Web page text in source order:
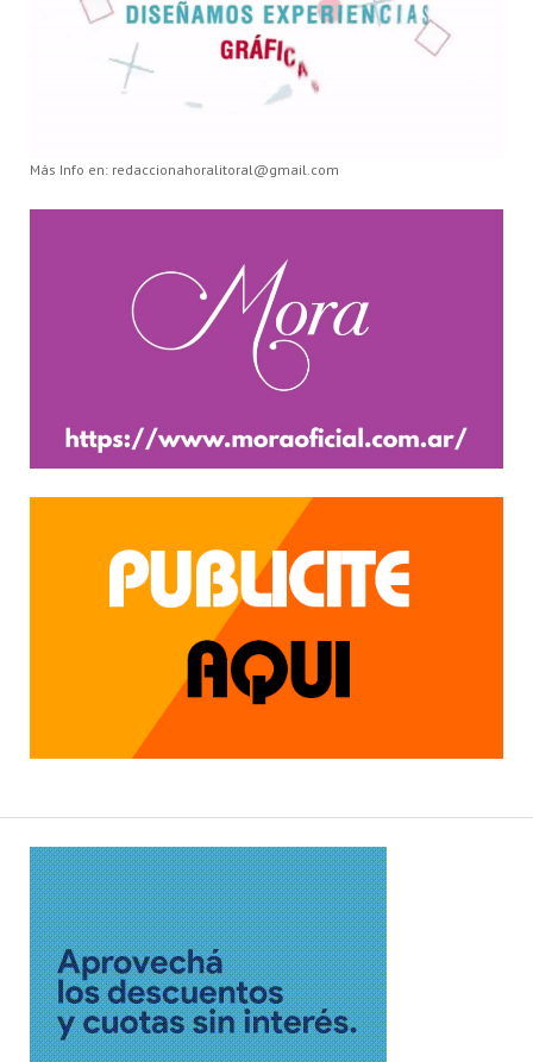
Más Info en: redaccionahoralitoral@gmail.com